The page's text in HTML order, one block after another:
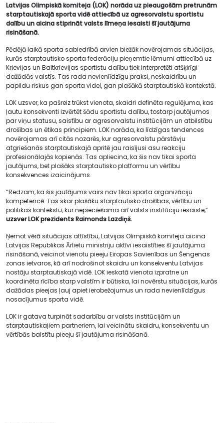
Latvijas Olimpiskā komiteja (LOK) norāda uz pieaugošām pretrunām
starptautiskajā sporta vidē attiecībā uz agresorvalstu sportistu
dalību un aicina stiprināt valsts līmeņa iesaisti šī jautājuma
risināšanā.
Pēdējā laikā sporta sabiedrībā arvien biežāk novērojamas situācijas,
kurās starptautisko sporta federāciju pieņemtie lēmumi attiecībā uz
Krievijas un Baltkrievijas sportistu dalību tiek interpretēti atšķirīgi
dažādās valstīs. Tas rada nevienlīdzīgu praksi, neskaidrību un
papildu riskus gan sporta videi, gan plašākā starptautiskā kontekstā.
LOK uzsver, ka pašreiz trūkst vienota, skaidri definēta regulējuma, kas
ļautu konsekventi izvērtēt šādu sportistu dalību, tostarp jautājumos
par viņu statusu, saistību ar agresorvalstu institūcijām un atbilstību
drošības un ētikas principiem. LOK norāda, ka līdzīgas tendences
novērojamas arī citās nozarēs, kur agresorvalstu pārstāvju
atgriešanās starptautiskajā apritē jau raisījusi asu reakciju
profesionālajās kopienās. Tas apliecina, ka šis nav tikai sporta
jautājums, bet plašāks starptautisko platformu un vērtību
konsekvences izaicinājums.
“Redzam, ka šis jautājums vairs nav tikai sporta organizāciju
kompetencē. Tas skar plašāku starptautisko drošības, vērtību un
politikas kontekstu, kur nepieciešama arī valsts institūciju iesaiste,”
uzsver LOK prezidents Raimonds Lazdiņš.
Ņemot vērā situācijas attīstību, Latvijas Olimpiskā komiteja aicina
Latvijas Republikas Ārlietu ministriju aktīvi iesaistīties šī jautājuma
risināšanā, veicinot vienotu pieeju Eiropas Savienības un Šengenas
zonas ietvaros, kā arī nodrošinot skaidru un konsekventu Latvijas
nostāju starptautiskajā vidē. LOK ieskatā vienota izpratne un
koordinēta rīcība starp valstīm ir būtiska, lai novērstu situācijas, kurās
dažādas pieejas ļauj apiet ierobežojumus un rada nevienlīdzīgus
nosacījumus sporta vidē.
LOK ir gatava turpināt sadarbību ar valsts institūcijām un
starptautiskajiem partneriem, lai veicinātu skaidru, konsekventu un
vērtībās balstītu pieeju šī jautājuma risināšanā.